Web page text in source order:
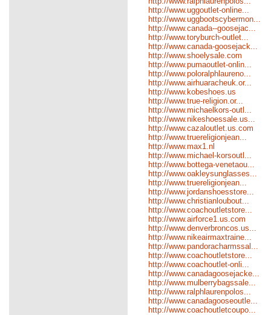
http://www.uggoutlet-online...
http://www.uggbootscybermon...
http://www.canada--goosejac...
http://www.toryburch-outlet...
http://www.canada-goosejack...
http://www.shoelysale.com
http://www.pumaoutlet-onlin...
http://www.poloralphlaureno...
http://www.airhuaracheuk.or...
http://www.kobeshoes.us
http://www.true-religion.or...
http://www.michaelkors-outl...
http://www.nikeshoessale.us...
http://www.cazaloutlet.us.com
http://www.truereligionjean...
http://www.max1.nl
http://www.michael-korsoutl...
http://www.bottega-venetaou...
http://www.oakleysunglasses...
http://www.truereligionjean...
http://www.jordanshoesstore...
http://www.christianloubout...
http://www.coachoutletstore...
http://www.airforce1.us.com
http://www.denverbroncos.us...
http://www.nikeairmaxtraine...
http://www.pandoracharmssal...
http://www.coachoutletstore...
http://www.coachoutlet-onli...
http://www.canadagoosejacke...
http://www.mulberrybagssale...
http://www.ralphlaurenpolos...
http://www.canadagooseoutle...
http://www.coachoutletcoupo...